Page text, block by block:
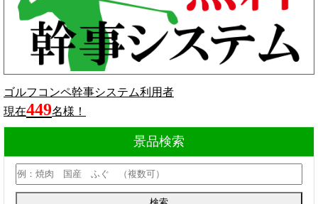
ゴルフコンペ幹事システム利用者
現在449名様！
景品検索